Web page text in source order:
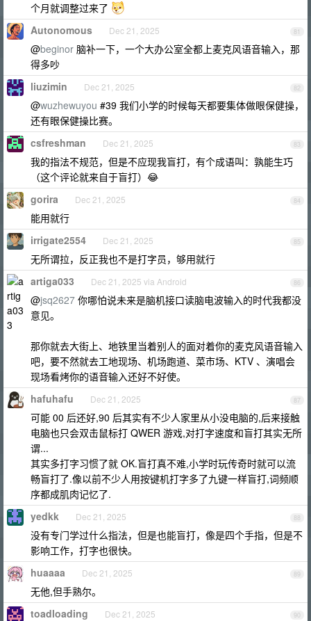
个月就调整过来了
81
Autonomous Dec 21, 2025
@beginor 脑补一下，一个大办公室全都上麦克风语音输入，那
得多吵
82
liuzimin Dec 21, 2025
@wuzhewuyou #39 我们小学的时候每天都要集体做眼保健操，
还有眼保健操比赛。
83
csfreshman Dec 21, 2025
我的指法不规范，但是不应现我盲打，有个成语叫：孰能生巧
（这个评论就来自于盲打）😂
84
gorira Dec 21, 2025
能用就行
85
irrigate2554 Dec 21, 2025
无所谓拉，反正我也不是打字员，够用就行
86
artiga033 Dec 21, 2025 via Android
@jsq2627 你哪怕说未来是脑机接口读脑电波输入的时代我都没
意见。
那你就去大街上、地铁里当着别人的面对着你的麦克风语音输入
吧，要不然就去工地现场、机场跑道、菜市场、KTV 、演唱会
现场看烤你的语音输入还好不好使。
87
hafuhafu Dec 21, 2025
可能 00 后还好,90 后其实有不少人家里从小没电脑的,后来接触
电脑也只会双击鼠标打 QWER 游戏,对打字速度和盲打其实无所
谓...
其实多打字习惯了就 OK.盲打真不难,小学时玩传奇时就可以流
畅盲打了.像以前不少人用按键机打字多了九键一样盲打,词频顺
序都成肌肉记忆了.
88
yedkk Dec 21, 2025
没有专门学过什么指法，但是也能盲打，像是四个手指，但是不
影响工作，打字也很快。
89
huaaaa Dec 21, 2025
无他,但手熟尔。
90
toadloading Dec 21, 2025